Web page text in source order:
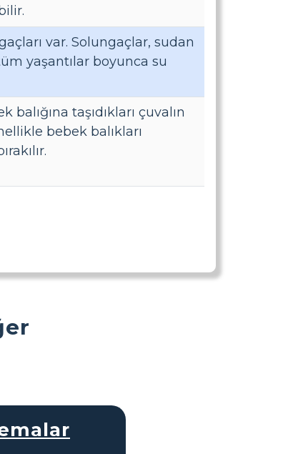
var. Solungaçlar, sudan
yaşantılar boyunca su
balığına taşıdıkları çuvalın
bebek balıkları